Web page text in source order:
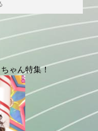
ゃん特集！